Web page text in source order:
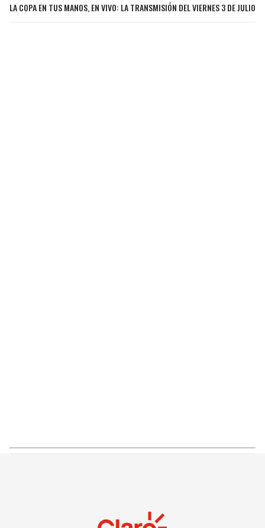
LA COPA EN TUS MANOS, EN VIVO: LA TRANSMISIÓN DEL VIERNES 3 DE JULIO